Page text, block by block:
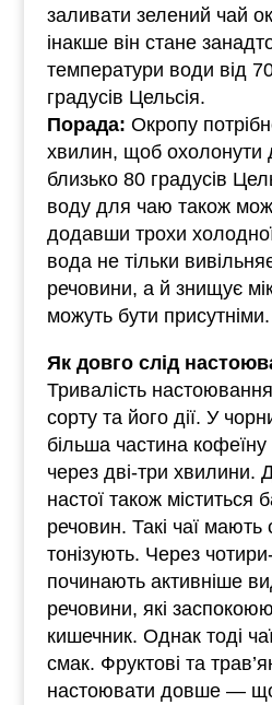
заливати зелений чай
інакше він стане
температури води від
градусів Цельсія.
Порада: Окропу
хвилин, щоб охолонути
близько 80 градусів
воду для чаю також
додавши трохи
вода не тільки
речовини, а й знищує
можуть бути присутніми.
Як довго слід
Тривалість
сорту та його дії. У
більша частина
через дві-три хвилини.
настої також міститься
речовин. Такі чаї мають
тонізують. Через
починають активніше
речовини, які
кишечник. Однак тоді
смак. Фруктові та
настоювати довше —